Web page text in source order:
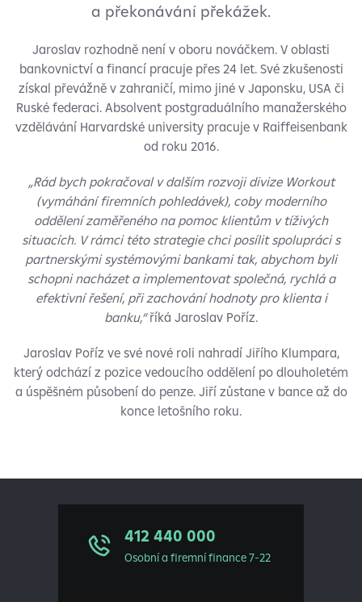
a překonávání překážek.
Jaroslav rozhodně není v oboru nováčkem. V oblasti
bankovnictví a financí pracuje přes 24 let. Své zkušenosti
získal převážně v zahraničí, mimo jiné v Japonsku, USA či
Ruské federaci. Absolvent postgraduálního manažerského
vzdělávání Harvardské university pracuje v Raiffeisenbank
od roku 2016.
„Rád bych pokračoval v dalším rozvoji divize Workout
(vymáhání firemních pohledávek), coby moderního
oddělení zaměřeného na pomoc klientům v tíživých
situacích. V rámci této strategie chci posílit spolupráci s
partnerskými systémovými bankami tak, abychom byli
schopni nacházet a implementovat společná, rychlá a
efektivní řešení, při zachování hodnoty pro klienta i
banku,“říká Jaroslav Poříz.
Jaroslav Poříz ve své nové roli nahradí Jiřího Klumpara,
který odchází z pozice vedoucího oddělení po dlouholetém
a úspěšném působení do penze. Jiří zůstane v bance až do
konce letošního roku.
412 440 000
Osobní a firemní finance 7-22